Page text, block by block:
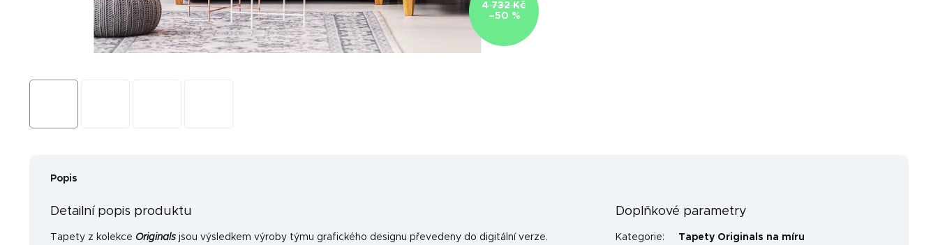
4 732 Kč
–50 %
Popis
Detailní popis produktu
Tapety z kolekce Originalsjsou výsledkem výroby týmu grafického designu převedeny do digitální verze.
Doplňkové parametry
Kategorie:
Tapety Originals na míru